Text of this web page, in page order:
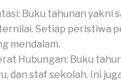
Buku tahunan yakni
Setiap peristiwa
mendalam.
Hubungan: Buku
dan staf sekolah. Ini